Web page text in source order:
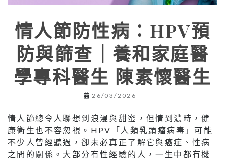
情人節防性病：HPV預
防與篩查｜養和家庭醫
學專科醫生 陳素懷醫生
26/03/2026
情人節總令人聯想到浪漫與甜蜜，但情到濃時，健
康衛生也不容忽視。HPV「人類乳頭瘤病毒」可能
不少人曾經聽過，卻未必真正了解它與癌症、性病
之間的關係。大部分有性經驗的人，一生中都有機